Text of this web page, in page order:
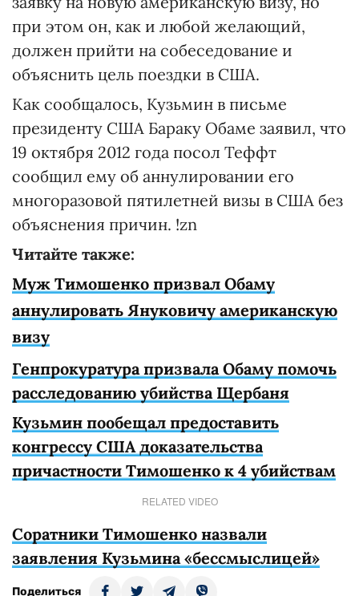
при этом он, как и любой желающий,
должен прийти на собеседование и
объяснить цель поездки в США.
Как сообщалось, Кузьмин в письме
президенту США Бараку Обаме заявил, что
19 октября 2012 года посол Теффт
сообщил ему об аннулировании его
многоразовой пятилетней визы в США без
объяснения причин. !zn
Читайте также:
Муж Тимошенко призвал Обаму
аннулировать Януковичу американскую
визу
Генпрокуратура призвала Обаму помочь
расследованию убийства Щербаня
Кузьмин пообещал предоставить
конгрессу США доказательства
причастности Тимошенко к 4 убийствам
RELATED VIDEO
Соратники Тимошенко назвали
заявления Кузьмина «бессмыслицей»
Поделиться